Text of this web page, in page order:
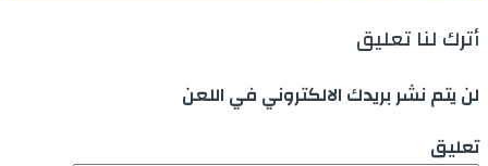
أترك لنا تعليق
لن يتم نشر بريدك الالكتروني في اللعن
تعليق